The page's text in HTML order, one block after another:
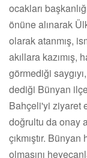
ocakları
önüne alınarak
olarak atanmış,
akıllara kazımış,
görmediği
dediği Bünyan
Bahçeli'yi ziyaret
doğrultu da onay
çıkmıştır.
olmasını